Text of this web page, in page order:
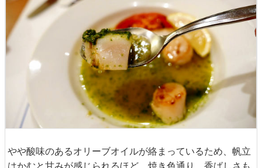
タラの一種のメルルーサはいやな臭みが一切なく食べやす
く、オリーブオイルとバジルの香りを存分に楽しめます。